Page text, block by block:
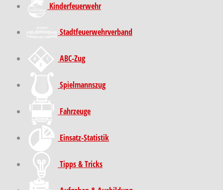
Kinder­feuer­wehr
Stadt­feuer­wehr­verband
ABC-Zug
Spielmannszug
Fahrzeuge
Einsatz-Statistik
Tipps & Tricks